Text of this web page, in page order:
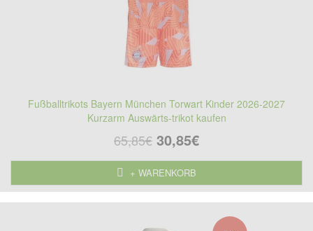
Fußballtrikots Bayern München Torwart Kinder 2026-2027
Kurzarm Auswärts-trikot kaufen
65,85€ 30,85€
+ WARENKORB